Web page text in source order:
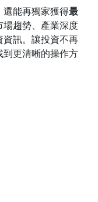
能再獨家獲得最
場趨勢、產業深度
訊。讓投資不再
更清晰的操作方